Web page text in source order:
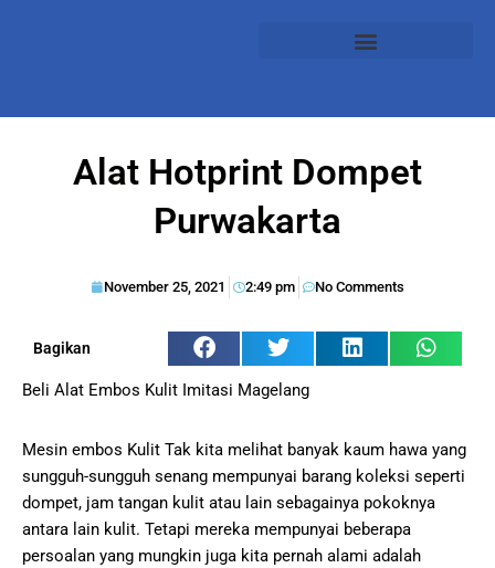
Alat Hotprint Dompet
Purwakarta
November 25, 2021 2:49 pm No Comments
Bagikan
Beli Alat Embos Kulit Imitasi Magelang
Mesin embos Kulit Tak kita melihat banyak kaum hawa yang
sungguh-sungguh senang mempunyai barang koleksi seperti
dompet, jam tangan kulit atau lain sebagainya pokoknya
antara lain kulit. Tetapi mereka mempunyai beberapa
persoalan yang mungkin juga kita pernah alami adalah